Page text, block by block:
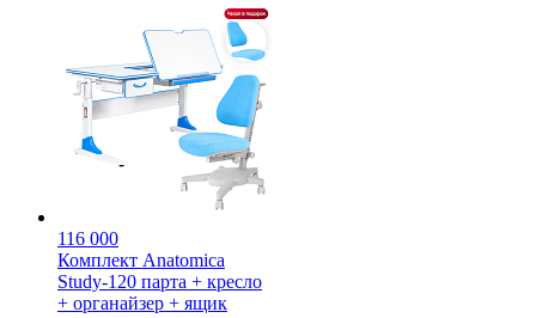
116 000
Комплект Anatomica
Study-120 парта + кресло
+ органайзер + ящик